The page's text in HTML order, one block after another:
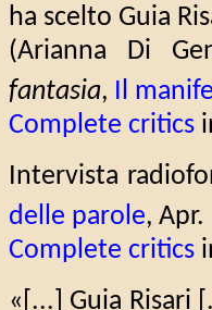
ha scelto Guia
(Arianna Di
fantasia, Il
Complete critics
Intervista
delle parole, Apr.
Complete critics
«[...] Guia Risari